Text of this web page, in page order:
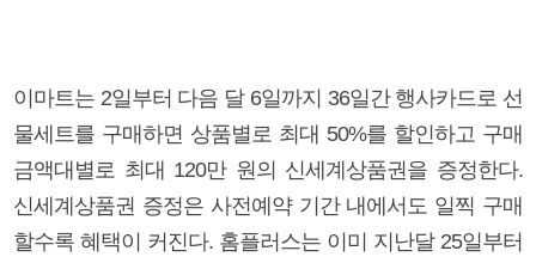
이마트는 2일부터 다음 달 6일까지 36일간 행사카드로 선
물세트를 구매하면 상품별로 최대 50%를 할인하고 구매
금액대별로 최대 120만 원의 신세계상품권을 증정한다.
신세계상품권 증정은 사전예약 기간 내에서도 일찍 구매
할수록 혜택이 커진다. 홈플러스는 이미 지난달 25일부터